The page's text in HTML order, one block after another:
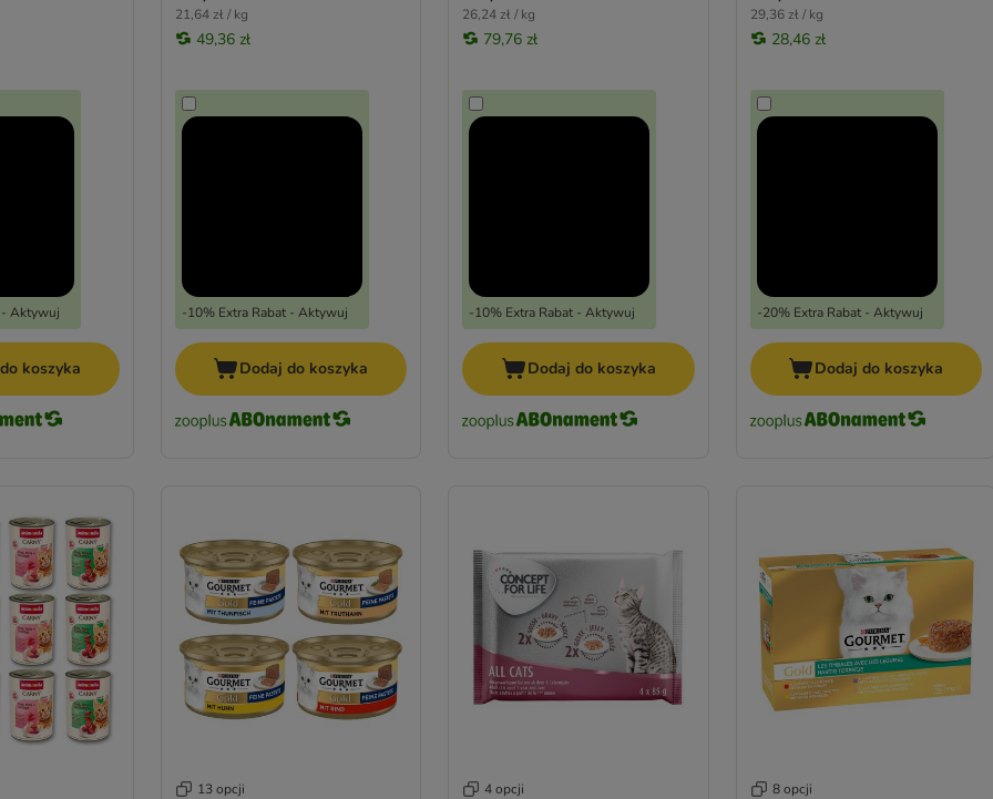
- Aktywuj
koszyka
21,64 zł / kg
49,36 zł
-10% Extra Rabat - Aktywuj
Dodaj do koszyka
26,24 zł / kg
79,76 zł
-10% Extra Rabat - Aktywuj
Dodaj do koszyka
29,36 zł / kg
28,46 zł
-20% Extra Rabat - Aktywuj
Dodaj do koszyka
13 opcji 4 opcji 8 opcji